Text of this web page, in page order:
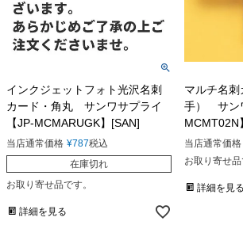
インクジェットフォト光沢名刺
カード・角丸 サンワサプライ
【JP-MCMARUGK】[SAN]
当店通常価格 ¥787税込
在庫切れ
お取り寄せ品です。
詳細を見る
マルチ名
手） サン
MCMT02N
当店通常価格
お取り寄せ品
詳細を見る